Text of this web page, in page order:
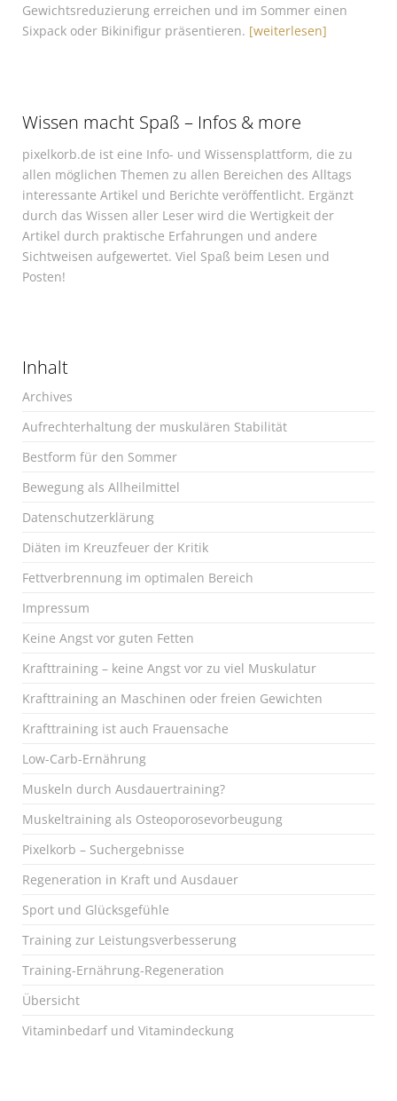
Gewichtsreduzierung erreichen und im Sommer einen
Sixpack oder Bikinifigur präsentieren. [weiterlesen]
Wissen macht Spaß – Infos & more
pixelkorb.de ist eine Info- und Wissensplattform, die zu
allen möglichen Themen zu allen Bereichen des Alltags
interessante Artikel und Berichte veröffentlicht. Ergänzt
durch das Wissen aller Leser wird die Wertigkeit der
Artikel durch praktische Erfahrungen und andere
Sichtweisen aufgewertet. Viel Spaß beim Lesen und
Posten!
Inhalt
Archives
Aufrechterhaltung der muskulären Stabilität
Bestform für den Sommer
Bewegung als Allheilmittel
Datenschutzerklärung
Diäten im Kreuzfeuer der Kritik
Fettverbrennung im optimalen Bereich
Impressum
Keine Angst vor guten Fetten
Krafttraining – keine Angst vor zu viel Muskulatur
Krafttraining an Maschinen oder freien Gewichten
Krafttraining ist auch Frauensache
Low-Carb-Ernährung
Muskeln durch Ausdauertraining?
Muskeltraining als Osteoporosevorbeugung
Pixelkorb – Suchergebnisse
Regeneration in Kraft und Ausdauer
Sport und Glücksgefühle
Training zur Leistungsverbesserung
Training-Ernährung-Regeneration
Übersicht
Vitaminbedarf und Vitamindeckung